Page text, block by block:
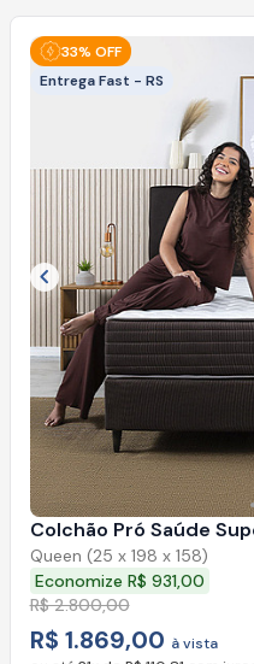
Imagem anterior
Colchão Pró Saúde
Queen (25 x 198 x 158)
Economize R$ 931,00
R$ 2.800,00
R$ 1.869,00 à vista
33% OFF
Entrega Fast - RS